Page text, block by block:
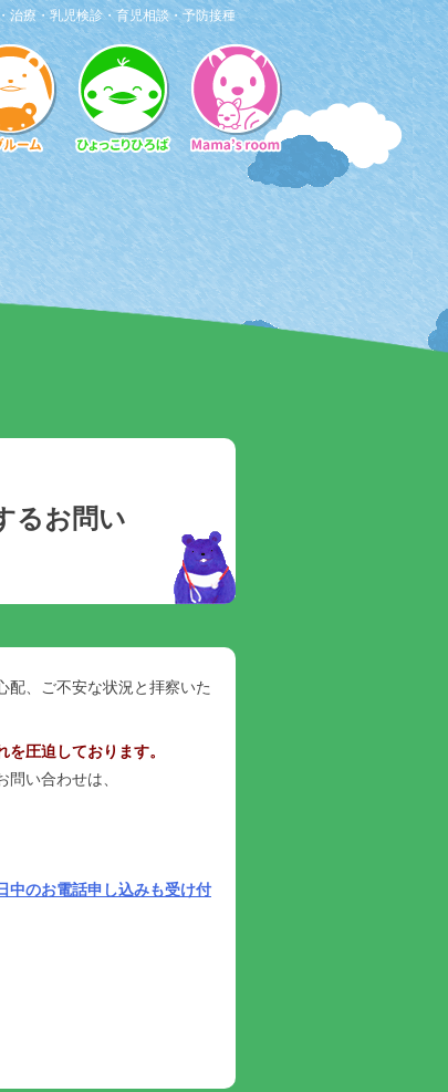
治療・乳児検診・育児相談・予防接種
るお問い
配、ご不安な状況と拝察いた
圧迫しております。
い合わせは、
中のお電話申し込みも受け付